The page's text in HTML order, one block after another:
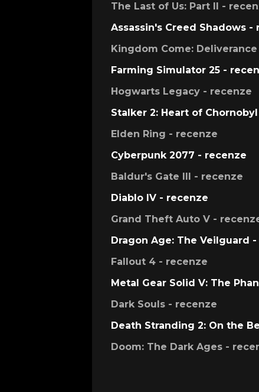
The Last of Us: Part II -
Assassin's Creed Shadows -
Kingdom Come:
Farming Simulator 25 -
Hogwarts Legacy - recenze
Stalker 2: Heart of
Elden Ring - recenze
Cyberpunk 2077 - recenze
Baldur's Gate III - recenze
Diablo IV - recenze
Grand Theft Auto V -
Dragon Age: The Veilguard
Fallout 4 - recenze
Metal Gear Solid V: The
Dark Souls - recenze
Death Stranding 2: On the
Doom: The Dark Ages -